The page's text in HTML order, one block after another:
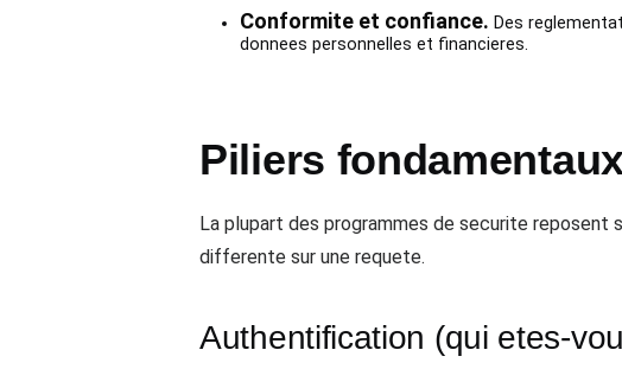
Conformite et confiance. Des
donnees personnelles et financieres.
Piliers
La plupart des programmes de securite reposent
differente sur une requete.
Authentification (qui etes-